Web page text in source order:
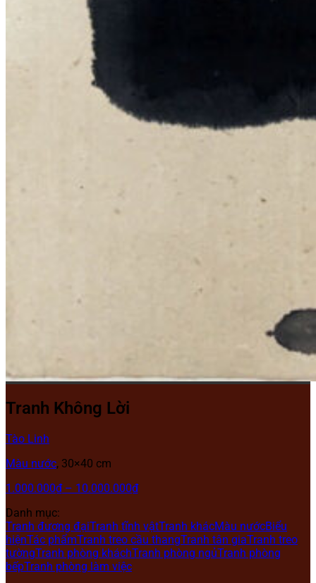
Tranh Không Lời
Tào Linh
Màu nước, 30×40 cm
1.000.000₫ – 10.000.000₫
Danh mục:
Tranh đương đạiTranh tĩnh vậtTranh khácMàu nướcBiểu
hiệnTác phẩmTranh treo cầu thangTranh tân giaTranh treo
tườngTranh phòng kháchTranh phòng ngủTranh phòng
bếpTranh phòng làm việc